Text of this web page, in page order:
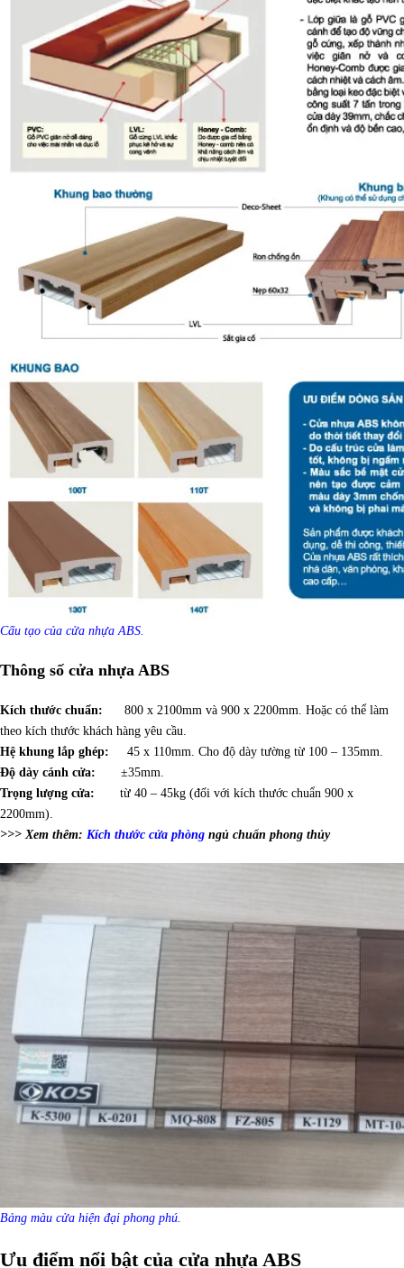
Cấu tạo của cửa nhựa ABS.
Thông số cửa nhựa ABS
Kích thước chuẩn:
800 x 2100mm và 900 x 2200mm. Hoặc có thể làm
theo kích thước khách hàng yêu cầu.
Hệ khung lắp ghép: 45 x 110mm. Cho độ dày tường từ 100 – 135mm.
Độ dày cánh cửa: ±35mm.
Trọng lượng cửa:
từ 40 – 45kg (đối với kích thước chuẩn 900 x
2200mm).
>>> Xem thêm: Kích thước cửa phòng ngủ chuẩn phong thủy
Bảng màu cửa hiện đại phong phú.
Ưu điểm nổi bật của cửa nhựa ABS